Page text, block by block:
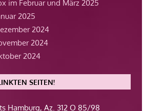
im Februar und März 2025
2025
2024
2024
2024
SEITEN!
Hamburg, Az. 312 O 85/98